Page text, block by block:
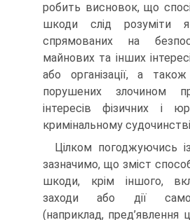
робить висновок, що
шкоди слід розуміти
спрямованих на
майнових та інших
або організації, а
порушених злочином
інтересів фізичних і
кримінальному
Цілком погоджуючись
зазначимо, що зміст
шкоди, крім іншого,
заходи або дії
(наприклад, пред’явлення